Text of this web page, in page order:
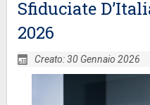
Sfiduciate
2026
Creato: 30 Gennaio 2026